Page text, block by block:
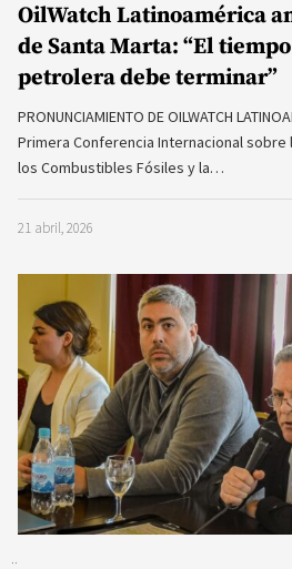
OilWatch Latinoamérica
de Santa Marta: “El
petrolera debe terminar”
PRONUNCIAMIENTO DE OILWATCH
Primera Conferencia Internacional sobre
los Combustibles Fósiles y la…
21 abril, 2026